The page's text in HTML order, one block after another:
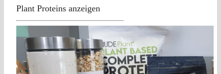
Plant Proteins anzeigen